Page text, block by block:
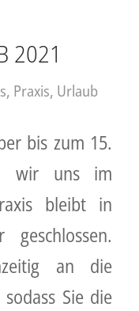
2021
, Praxis, Urlaub
bis zum 15.
wir uns im
bleibt in
an die
Sie die